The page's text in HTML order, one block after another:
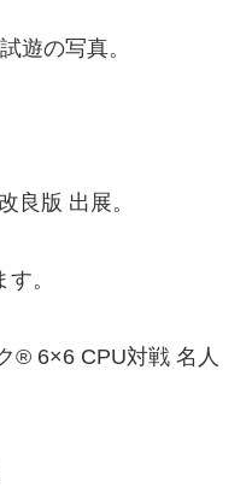
遊の写真。
良版 出展。
。
® 6×6 CPU対戦 名人